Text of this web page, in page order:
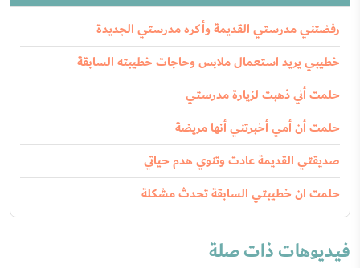
رفضتني مدرستي القديمة وأكره مدرستي الجديدة
خطيبي يريد استعمال ملابس وحاجات خطيبته السابقة
حلمت أني ذهبت لزيارة مدرستي
حلمت أن أمي أخبرتني أنها مريضة
صديقتي القديمة عادت وتنوي هدم حياتي
حلمت ان خطيبتي السابقة تحدث مشكلة
فيديوهات ذات صلة